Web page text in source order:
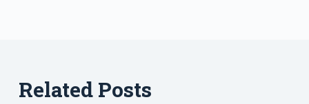
Related Posts